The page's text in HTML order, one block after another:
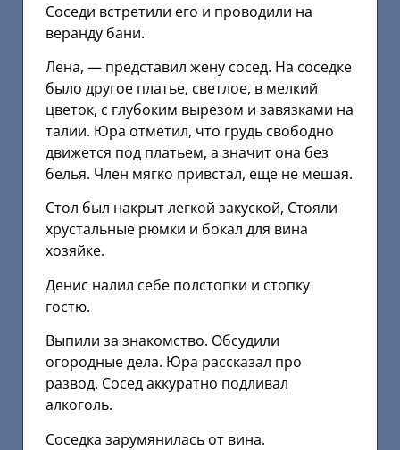
Соседи встретили его и проводили на
веранду бани.
Лена, — представил жену сосед. На соседке
было другое платье, светлое, в мелкий
цветок, с глубоким вырезом и завязками на
талии. Юра отметил, что грудь свободно
движется под платьем, а значит она без
белья. Член мягко привстал, еще не мешая.
Стол был накрыт легкой закуской, Стояли
хрустальные рюмки и бокал для вина
хозяйке.
Денис налил себе полстопки и стопку
гостю.
Выпили за знакомство. Обсудили
огородные дела. Юра рассказал про
развод. Сосед аккуратно подливал
алкоголь.
Соседка зарумянилась от вина.